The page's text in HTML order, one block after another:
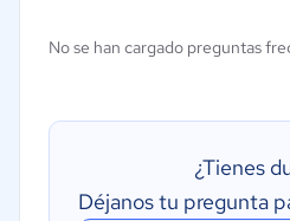
Gestión de compras
No se han cargado preguntas
¿Tienes
Déjanos tu pregunta